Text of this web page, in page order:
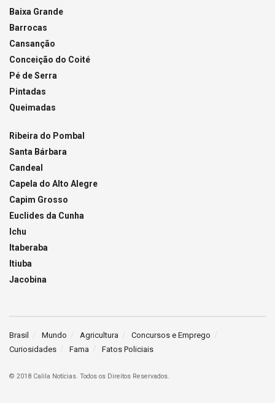
Baixa Grande
Barrocas
Cansanção
Conceição do Coité
Pé de Serra
Pintadas
Queimadas
Ribeira do Pombal
Santa Bárbara
Candeal
Capela do Alto Alegre
Capim Grosso
Euclides da Cunha
Ichu
Itaberaba
Itiuba
Jacobina
Brasil Mundo Agricultura
Concursos e Emprego
Curiosidades
Fama Fatos Policiais
© 2018 Calila Notícias. Todos os Direitos Reservados.